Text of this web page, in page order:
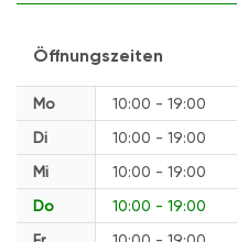
Öffnungszeiten
Mo
10:00 - 19:00
Di
10:00 - 19:00
Mi
10:00 - 19:00
Do
10:00 - 19:00